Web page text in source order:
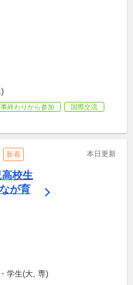
終わりから参加
国際交流
新着 本日更新
高校生
が育
学生(大, 専)